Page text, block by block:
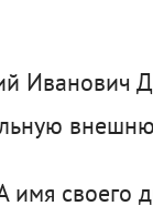
Иванович
своего